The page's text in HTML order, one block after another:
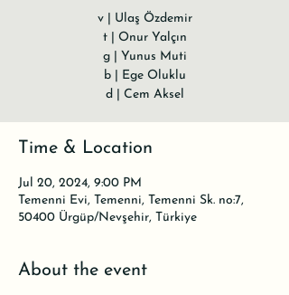
v | Ulaş Özdemir
t | Onur Yalçın
g | Yunus Muti
b | Ege Oluklu
d | Cem Aksel
Time & Location
Jul 20, 2024, 9:00 PM
Temenni Evi, Temenni, Temenni Sk. no:7,
50400 Ürgüp/Nevşehir, Türkiye
About the event